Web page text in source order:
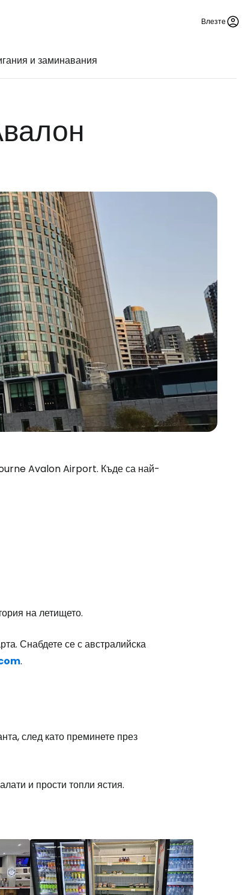
Влезте
и заминавания
Avalon Airport. Къде са най-
на летището.
Снабдете се с австралийска
.
след като преминете през
и прости топли ястия.